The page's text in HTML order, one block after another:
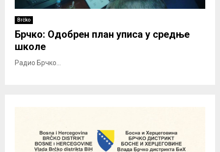
Brčko
Брчко: Одобрен план уписа у средње
школе
Радио Брчко...